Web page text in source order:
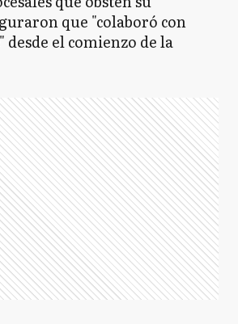
que "colaboró con
el comienzo de la